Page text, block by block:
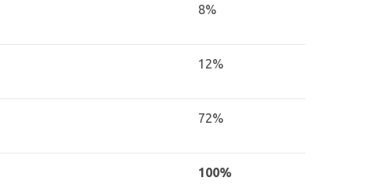
8%
12%
72%
100%